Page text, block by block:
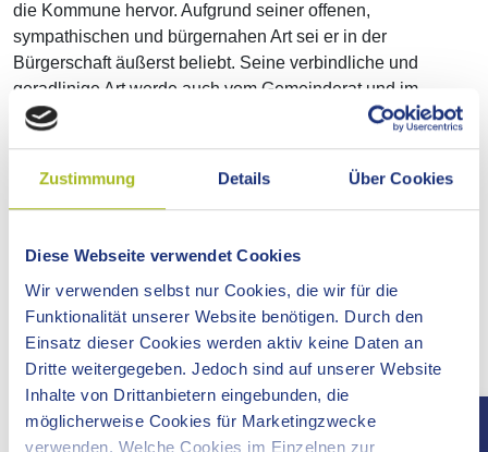
Zustimmung Details Über Cookies
Diese Webseite verwendet Cookies
Wir verwenden selbst nur Cookies, die wir für die
Funktionalität unserer Website benötigen. Durch den
Einsatz dieser Cookies werden aktiv keine Daten an
Dritte weitergegeben. Jedoch sind auf unserer Website
Inhalte von Drittanbietern eingebunden, die
möglicherweise Cookies für Marketingzwecke
verwenden. Welche Cookies im Einzelnen zur
die Kommune hervor. Aufgrund seiner offenen,
sympathischen und bürgernahen Art sei er in der
Bürgerschaft äußerst beliebt. Seine verbindliche und
geradlinige Art werde auch vom Gemeinderat und im
Kollegenkreis sehr geschätzt. Rembold sei, so Bläse weiter,
vergangenen zweieinhalb Jahrzehnten seiner Amtszeit,
gemeinsam.waldstetten.gestalten oder etwa den
Feierlichkeiten zu 750 Jahre Waldstetten hat Michael
Rembold für seine Gemeinde viele weitere Projekte auf der
Agenda: So entsteht seit September 2024 für rund 14,6 Mio.
Euro ein neues Rathaus, das diesen Sommer bezogen
werden soll. Parallel läuft die Umgestaltung der Ortsmitte für